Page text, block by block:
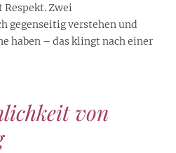
Zwei
gegenseitig verstehen und
haben – das klingt nach einer
von